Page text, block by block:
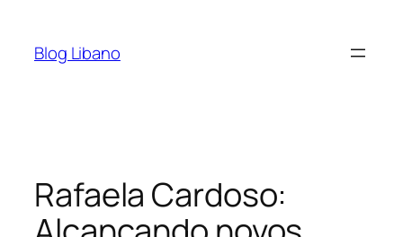
Blog Libano
Rafaela Cardoso: